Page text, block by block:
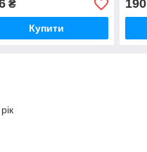
₴
Купити